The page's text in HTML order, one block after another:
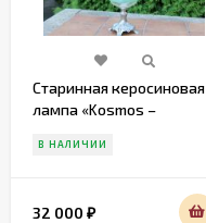
Старинная керосиновая
лампа «Kosmos –
20 в.
В НАЛИЧИИ
32 000 ₽